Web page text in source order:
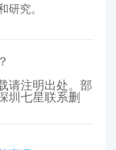
研究。
请注明出处。部
圳七星联系删